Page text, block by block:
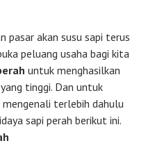
pasar akan susu sapi terus
peluang usaha bagi kita
untuk menghasilkan
tinggi. Dan untuk
mengenali terlebih dahulu
sapi perah berikut ini.